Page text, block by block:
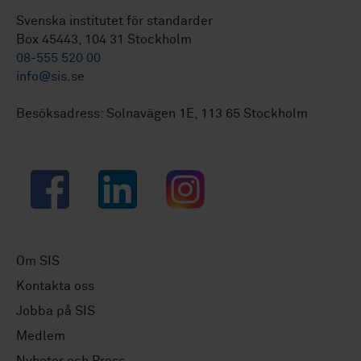
Svenska institutet för standarder
Box 45443, 104 31 Stockholm
08-555 520 00
info@sis.se
Besöksadress: Solnavägen 1E, 113 65 Stockholm
Facebook LinkedIn Instagram
Om SIS
Kontakta oss
Jobba på SIS
Medlem